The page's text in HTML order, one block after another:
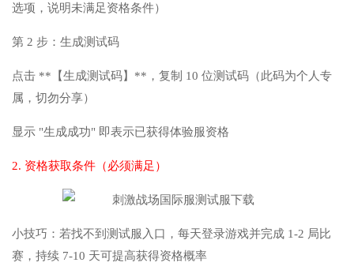
选项，说明未满足资格条件）
第 2 步：生成测试码
点击 **【生成测试码】**，复制 10 位测试码（此码为个人专
属，切勿分享）
显示 "生成成功" 即表示已获得体验服资格
2. 资格获取条件（必须满足）
小技巧：若找不到测试服入口，每天登录游戏并完成 1-2 局比
赛，持续 7-10 天可提高获得资格概率